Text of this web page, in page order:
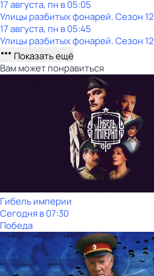
17 августа, пн в 05:05
Улицы разбитых фонарей. Сезон 12
17 августа, пн в 05:45
Улицы разбитых фонарей. Сезон 12
Показать ещё
Вам может понравиться
Гибель империи
Сегодня в 07:30
Победа